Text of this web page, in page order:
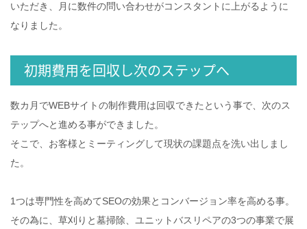
いただき、月に数件の問い合わせがコンスタントに上がるように
なりました。
初期費用を回収し次のステップへ
数カ月でWEBサイトの制作費用は回収できたという事で、次のス
テップへと進める事ができました。
そこで、お客様とミーティングして現状の課題点を洗い出しまし
た。
1つは専門性を高めてSEOの効果とコンバージョン率を高める事。
その為に、草刈りと墓掃除、ユニットバスリペアの3つの事業で展